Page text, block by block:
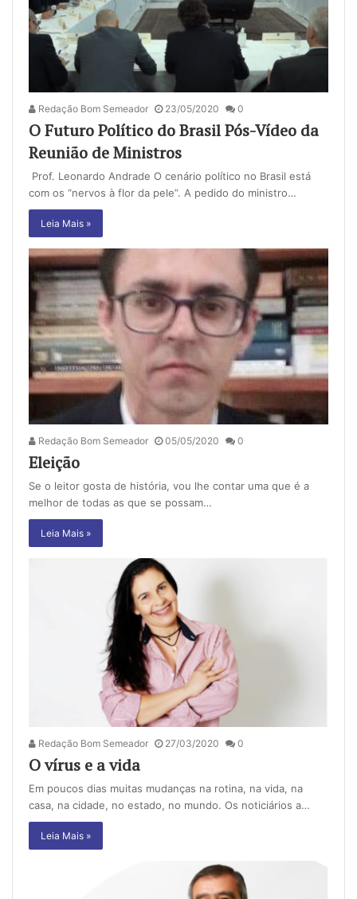
Redação Bom Semeador 23/05/2020 0
O Futuro Político do Brasil Pós-Vídeo da
Reunião de Ministros
Prof. Leonardo Andrade O cenário político no Brasil está
com os “nervos à flor da pele”. A pedido do ministro…
Leia Mais »
Redação Bom Semeador 05/05/2020 0
Eleição
Se o leitor gosta de história, vou lhe contar uma que é a
melhor de todas as que se possam…
Leia Mais »
Redação Bom Semeador 27/03/2020 0
O vírus e a vida
Em poucos dias muitas mudanças na rotina, na vida, na
casa, na cidade, no estado, no mundo. Os noticiários a…
Leia Mais »